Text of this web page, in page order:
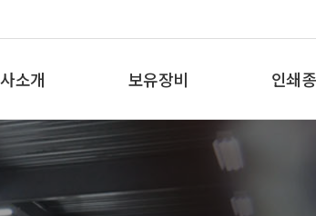
소개
사말
보유장비 인쇄